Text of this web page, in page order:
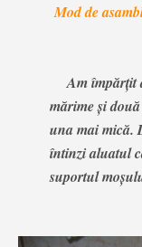
Mod de
Am împărţit
mărime şi
una mai mică.
întinzi aluatul
suportul